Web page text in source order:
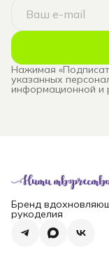
Нажимая
указанных
информационной и
Бренд
рукоделия